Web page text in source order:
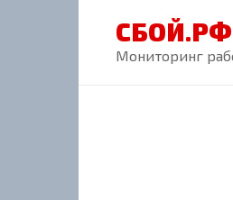
СБОЙ.РФ
Мониторинг